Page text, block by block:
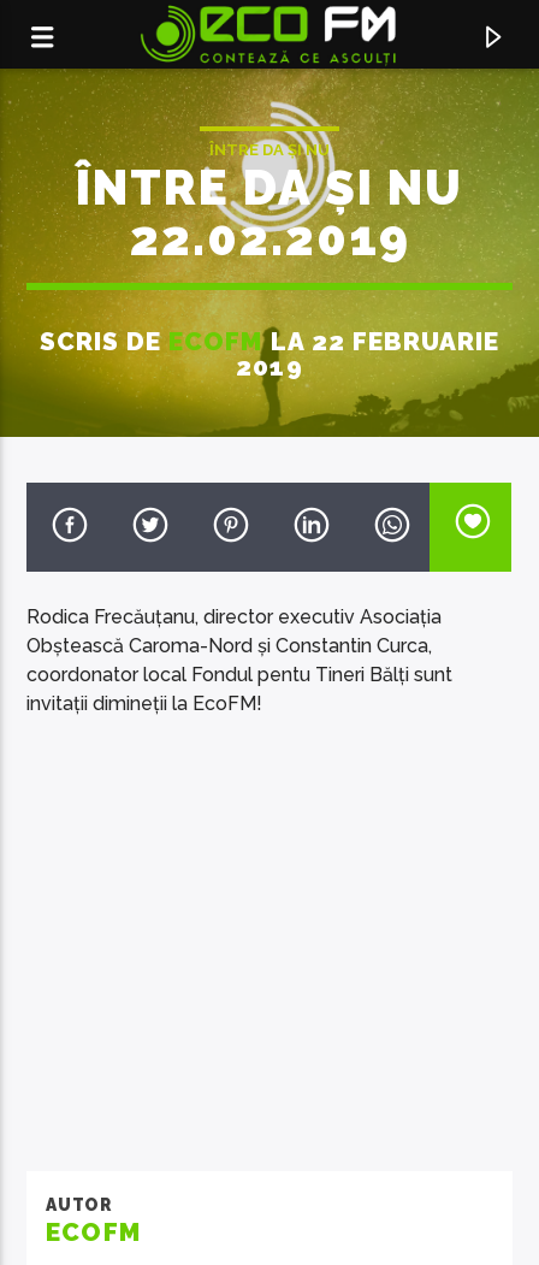
FEDER & MARASI
EcoFM Chisinau
ÎNTRE DA ȘI NU
ÎNTRE DA ȘI NU
22.02.2019
SCRIS DEECOFMLA 22 FEBRUARIE
2019
Rodica Frecăuțanu, director executiv Asociația
Obștească Caroma-Nord și Constantin Curca,
coordonator local Fondul pentu Tineri Bălți sunt
invitații dimineții la EcoFM!
AUTOR
ECOFM